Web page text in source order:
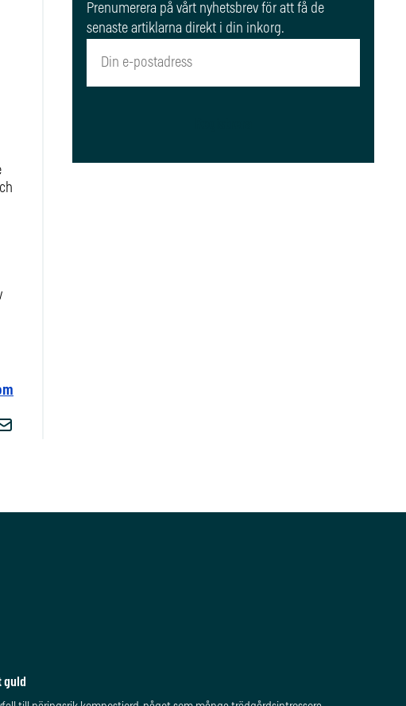
Prenumerera på vårt nyhetsbrev för att få de
senaste artiklarna direkt i din inkorg.
guld